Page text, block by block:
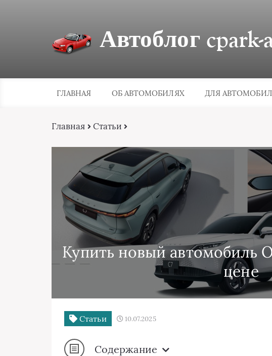
Автоблог cpark-
ГЛАВНАЯ ОБ АВТОМОБИЛЯХ ДЛЯ
Главная Статьи
Купить новый автомобиль
цене
Статьи 10.07.2025
Содержание